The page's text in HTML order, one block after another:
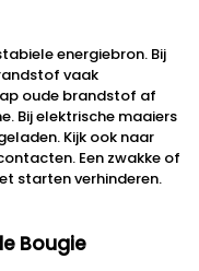
energiebron. Bij
vaak
oude brandstof af
Bij elektrische maaiers
Kijk ook naar
Een zwakke of
starten verhinderen.
Bougie